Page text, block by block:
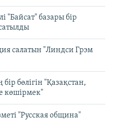
"Байсат" базары бір
салатын "Линдси Грэм
бөлігін "Қазақстан,
көшірмек"
"Русская община"